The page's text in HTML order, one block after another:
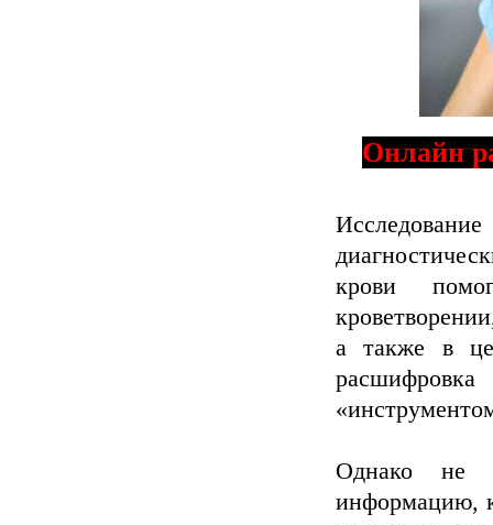
Онлайн
крови
а также в
Однако не
информацию,